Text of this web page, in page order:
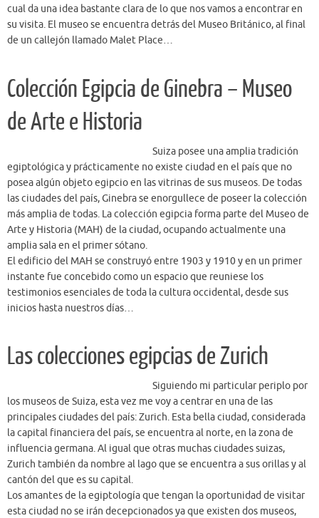
cual da una idea bastante clara de lo que nos vamos a encontrar en
su visita. El museo se encuentra detrás del Museo Británico, al final
de un callejón llamado Malet Place…
Colección Egipcia de Ginebra – Museo
de Arte e Historia
Suiza posee una amplia tradición
egiptológica y prácticamente no existe ciudad en el país que no
posea algún objeto egipcio en las vitrinas de sus museos. De todas
las ciudades del país, Ginebra se enorgullece de poseer la colección
más amplia de todas. La colección egipcia forma parte del Museo de
Arte y Historia (MAH) de la ciudad, ocupando actualmente una
amplia sala en el primer sótano.
El edificio del MAH se construyó entre 1903 y 1910 y en un primer
instante fue concebido como un espacio que reuniese los
testimonios esenciales de toda la cultura occidental, desde sus
inicios hasta nuestros días…
Las colecciones egipcias de Zurich
Siguiendo mi particular periplo por
los museos de Suiza, esta vez me voy a centrar en una de las
principales ciudades del país: Zurich. Esta bella ciudad, considerada
la capital financiera del país, se encuentra al norte, en la zona de
influencia germana. Al igual que otras muchas ciudades suizas,
Zurich también da nombre al lago que se encuentra a sus orillas y al
cantón del que es su capital.
Los amantes de la egiptología que tengan la oportunidad de visitar
esta ciudad no se irán decepcionados ya que existen dos museos,